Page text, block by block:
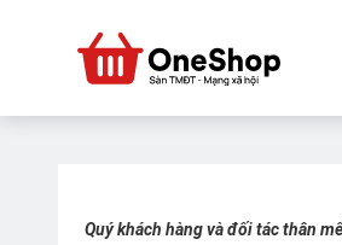
Quý khách hàng và đối tác thân